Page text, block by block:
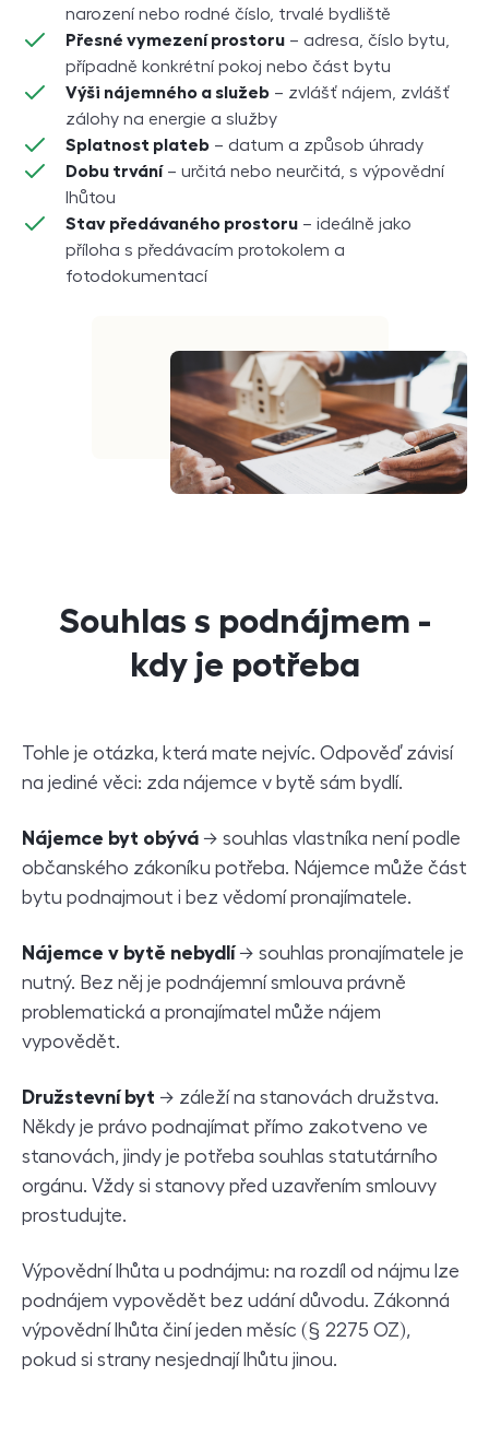
narození nebo rodné číslo, trvalé bydliště
Přesné vymezení prostoru – adresa, číslo bytu,
případně konkrétní pokoj nebo část bytu
Výši nájemného a služeb – zvlášť nájem, zvlášť
zálohy na energie a služby
Splatnost plateb – datum a způsob úhrady
Dobu trvání– určitá nebo neurčitá, s výpovědní
lhůtou
Stav předávaného prostoru – ideálně jako
příloha s předávacím protokolem a
fotodokumentací
Souhlas s podnájmem -
kdy je potřeba
Tohle je otázka, která mate nejvíc. Odpověď závisí
na jediné věci: zda nájemce v bytě sám bydlí.
Nájemce byt obývá → souhlas vlastníka není podle
občanského zákoníku potřeba. Nájemce může část
bytu podnajmout i bez vědomí pronajímatele.
Nájemce v bytě nebydlí→ souhlas pronajímatele je
nutný. Bez něj je podnájemní smlouva právně
problematická a pronajímatel může nájem
vypovědět.
Družstevní byt → záleží na stanovách družstva.
Někdy je právo podnajímat přímo zakotveno ve
stanovách, jindy je potřeba souhlas statutárního
orgánu. Vždy si stanovy před uzavřením smlouvy
prostudujte.
Výpovědní lhůta u podnájmu: na rozdíl od nájmu lze
podnájem vypovědět bez udání důvodu. Zákonná
výpovědní lhůta činí jeden měsíc (§ 2275 OZ),
pokud si strany nesjednají lhůtu jinou.